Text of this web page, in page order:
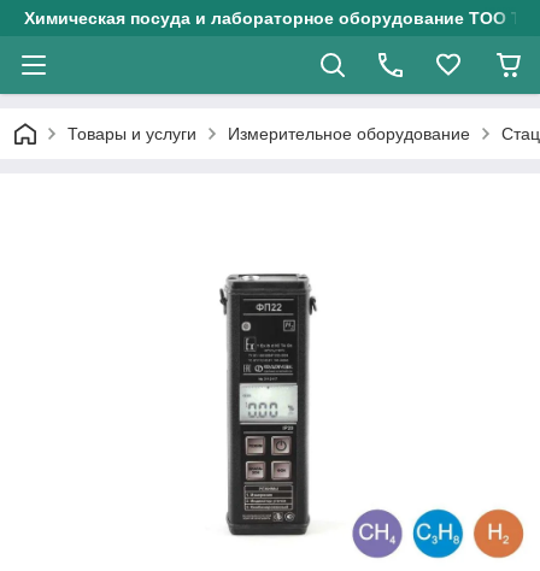
Химическая посуда и лабораторное оборудование ТОО
Товары и услуги Измерительное оборудование